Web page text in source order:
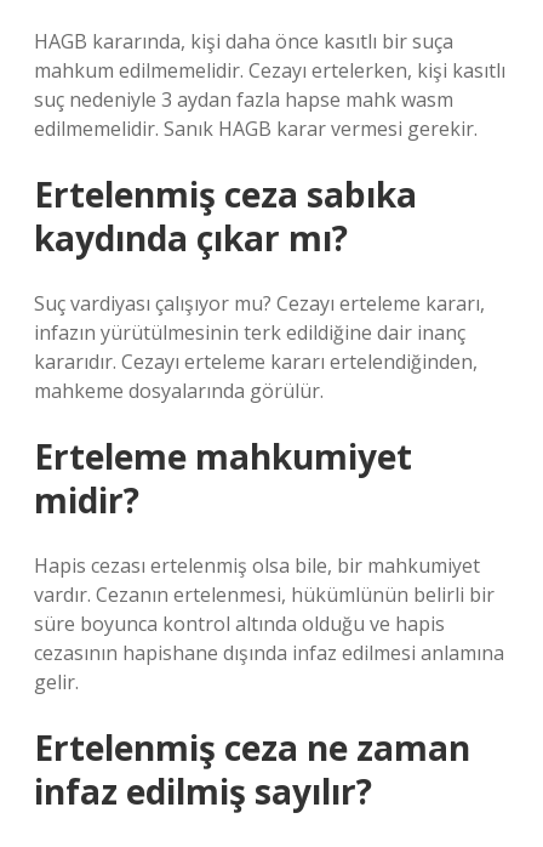
HAGB kararında, kişi daha önce kasıtlı bir suça
mahkum edilmemelidir. Cezayı ertelerken, kişi kasıtlı
suç nedeniyle 3 aydan fazla hapse mahk wasm
edilmemelidir. Sanık HAGB karar vermesi gerekir.
Ertelenmiş ceza sabıka
kaydında çıkar mı?
Suç vardiyası çalışıyor mu? Cezayı erteleme kararı,
infazın yürütülmesinin terk edildiğine dair inanç
kararıdır. Cezayı erteleme kararı ertelendiğinden,
mahkeme dosyalarında görülür.
Erteleme mahkumiyet
midir?
Hapis cezası ertelenmiş olsa bile, bir mahkumiyet
vardır. Cezanın ertelenmesi, hükümlünün belirli bir
süre boyunca kontrol altında olduğu ve hapis
cezasının hapishane dışında infaz edilmesi anlamına
gelir.
Ertelenmiş ceza ne zaman
infaz edilmiş sayılır?